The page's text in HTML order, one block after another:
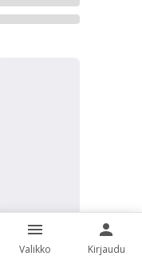
Valikko Kirjaudu